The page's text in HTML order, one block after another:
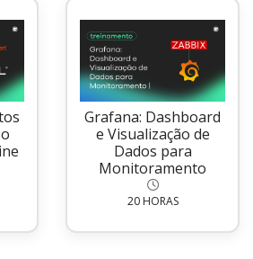
Grafana: Dashboard
e Visualização de
Dados para
Monitoramento
20 HORAS